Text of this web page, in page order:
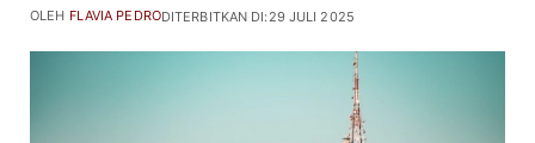
DITERBITKAN DI: 29 JULI 2025
OLEH FLAVIA PEDRO